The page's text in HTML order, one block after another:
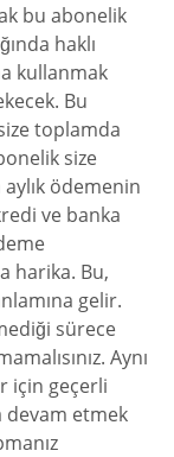
bu abonelik
haklı
kullanmak
Bu
toplamda
size
ödemenin
ve banka
harika. Bu,
gelir.
sürece
Aynı
için geçerli
devam etmek